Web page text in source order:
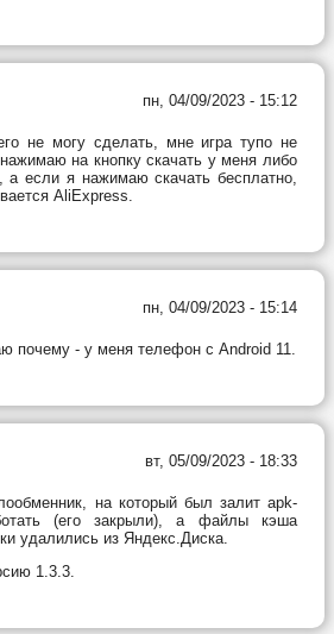
пн, 04/09/2023 - 15:12
не могу сделать, мне игра тупо не
на кнопку скачать у меня либо
а если я нажимаю скачать бесплатно,
AliExpress.
пн, 04/09/2023 - 15:14
почему - у меня телефон с Android 11.
вт, 05/09/2023 - 18:33
на который был залит apk-
(его закрыли), а файлы кэша
удалились из Яндекс.Диска.
1.3.3.